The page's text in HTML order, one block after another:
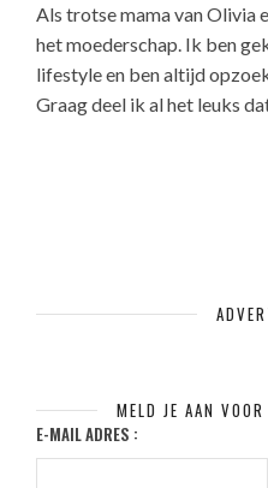
Als trotse mama van Olivia
het moederschap. Ik ben
lifestyle en ben altijd
Graag deel ik al het leuks
MELD JE AAN
E-MAIL ADRES :